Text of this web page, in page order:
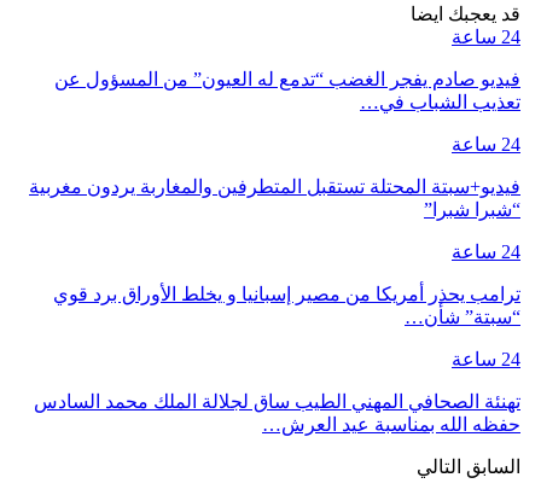
قد يعجبك ايضا
24 ساعة
فيديو صادم يفجر الغضب “تدمع له العيون” من المسؤول عن
تعذيب الشباب في…
24 ساعة
فيديو+سبتة المحتلة تستقبل المتطرفين والمغاربة يردون مغربية
“شبرا شبرا”
24 ساعة
ترامب يحذر أمريكا من مصير إسبانيا و يخلط الأوراق برد قوي
“سبتة” شأن…
24 ساعة
تهنئة الصحافي المهني الطيب ساق لجلالة الملك محمد السادس
حفظه الله بمناسبة عيد العرش…
السابق التالي